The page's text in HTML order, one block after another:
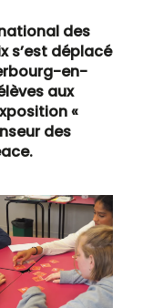
des
s’est déplacé
en-
aux
«
des